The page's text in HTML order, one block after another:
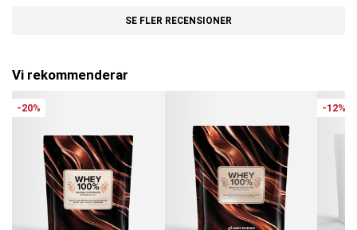
SE FLER RECENSIONER
Vi rekommenderar
-20% -12%